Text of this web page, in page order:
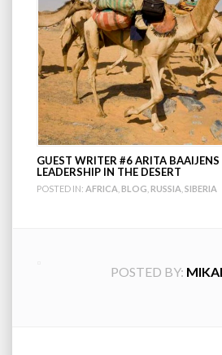
GUEST WRITER #6 ARITA BAAIJENS
LEADERSHIP IN THE DESERT
POSTED IN: AFRICA BLOG RUSSIA SIBERIA
POSTED BY: